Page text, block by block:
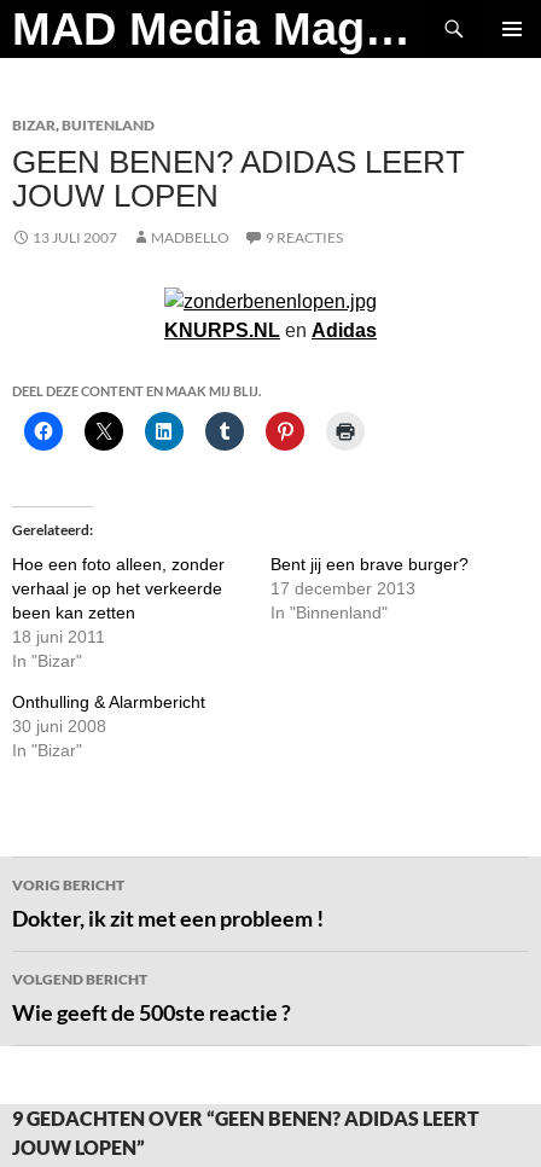
Ga
naar
MAD Media Magazine
Zoeken
BIZAR,BUITENLAND
GEEN BENEN? ADIDAS LEERT
JOUW LOPEN
13 JULI 2007 MADBELLO 9 REACTIES
KNURPS.NL en Adidas
DEEL DEZE CONTENT EN MAAK MIJ BLIJ.
Gerelateerd
Hoe een foto alleen, zonder
verhaal je op het verkeerde
been kan zetten
18 juni 2011
In "Bizar"
Bent jij een brave burger?
17 december 2013
In "Binnenland"
Onthulling & Alarmbericht
30 juni 2008
In "Bizar"
Bericht
navigatie
VORIG BERICHT
Dokter, ik zit met een probleem !
VOLGEND BERICHT
Wie geeft de 500ste reactie ?
9 GEDACHTEN OVER “GEEN BENEN? ADIDAS LEERT
JOUW LOPEN”